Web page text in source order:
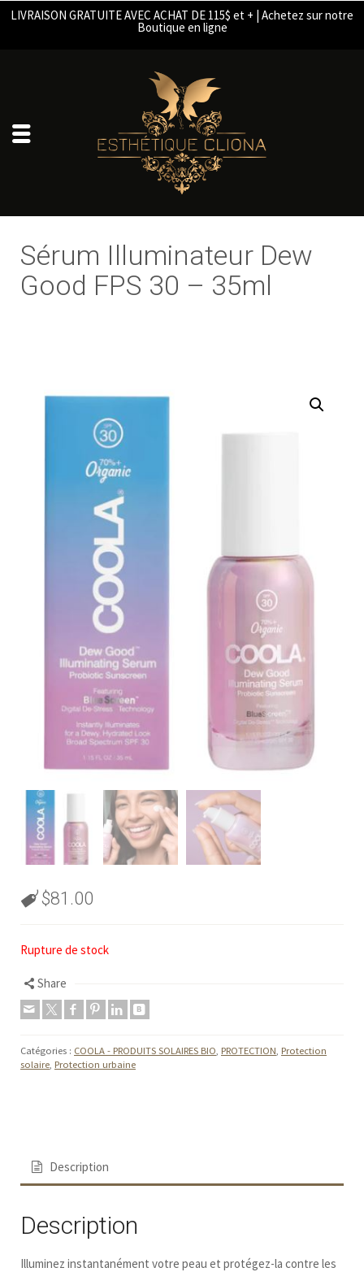
LIVRAISON GRATUITE AVEC ACHAT DE 115$ et + | Achetez sur notre
Boutique en ligne
Sérum Illuminateur Dew
Good FPS 30 – 35ml
$81.00
Rupture de stock
Share
Catégories : COOLA - PRODUITS SOLAIRES BIO, PROTECTION, Protection
solaire, Protection urbaine
Description
Description
Illuminez instantanément votre peau et protégez-la contre les